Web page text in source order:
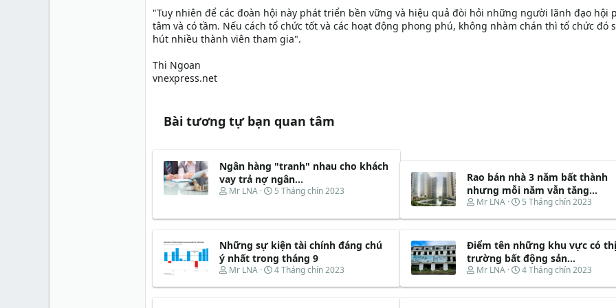
"Tuy nhiên để các đoàn hội này phát triển bền vững và hiệu quả đòi hỏi những người lãnh đạo hội
tâm và có tầm. Nếu cách tổ chức tốt và các hoạt động phong phú, không nhàm chán thì tổ chức đó
hút nhiều thành viên tham gia".
Thi Ngoan
vnexpress.net
Bài tương tự bạn quan tâm
Ngân hàng "tranh" nhau cho khách
vay trả nợ ngân...
T
e
d
s
t
r
Mr LNA
N
y
ắ
t
đ
u
5 Tháng chín 2023
Rao bán nhà 3 năm bất thành
nhưng mỗi năm vẫn tăng...
T
r
a
d
s
a
Mr LNA
N
à
b
ắ
t
ầ
5 Tháng chín 2023
Những sự kiện tài chính đáng chú
ý nhất trong tháng 9
T
r
Mr LNA
N
à
4 Tháng chín 2023
Điểm tên những khu vực có thị
trường bất động sản...
T
r
Mr LNA
N
à
4 Tháng chín 2023